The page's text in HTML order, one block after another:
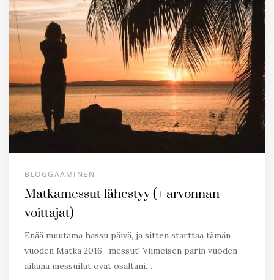
BLOGGAAMINEN
Matkamessut lähestyy (+ arvonnan
voittajat)
Enää muutama hassu päivä, ja sitten starttaa tämän
vuoden Matka 2016 -messut! Viimeisen parin vuoden
aikana messuilut ovat osaltani…